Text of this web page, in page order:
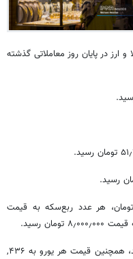
ارز در پایان روز معاملاتی گذشته
۵. هر عدد نیم‌سکه به قیمت ۲۷٫۸۰۰٫۰۰۰ تومان، هر عدد ربع‌سکه به قیمت
۶. قیمت هر دلار آمریکا به ۵۰۴,۱۹۲ ریال رسید، همچنین قیمت هر یورو به ۴۳۶,